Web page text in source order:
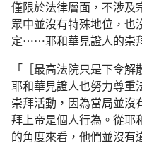
僅限於法律層面，不涉及
眾中並沒有特殊地位，也
定……耶和華見證人的崇
「［最高法院只是下令
耶和華見證人也努力尊重
崇拜活動，因為當局並沒
拜上帝是個人行為。從耶
的角度來看，他們並沒有